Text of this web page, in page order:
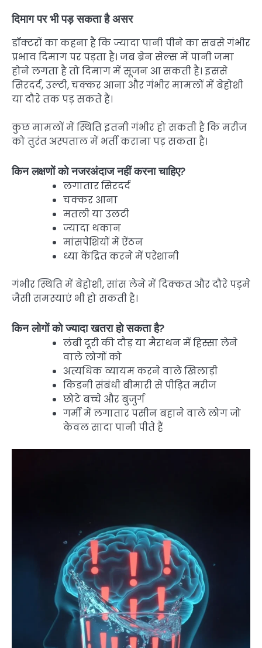
दिमाग पर भी पड़ सकता है असर
डॉक्टरों का कहना है कि ज्यादा पानी पीने का सबसे गंभीर
प्रभाव दिमाग पर पड़ता है। जब ब्रेन सेल्स में पानी जमा
होने लगता है तो दिमाग में सूजन आ सकती है। इससे
सिरदर्द, उल्टी, चक्कर आना और गंभीर मामलों में बेहोशी
या दौरे तक पड़ सकते हैं।
कुछ मामलों में स्थिति इतनी गंभीर हो सकती है कि मरीज
को तुरंत अस्पताल में भर्ती कराना पड़ सकता है।
किन लक्षणों को नजरअंदाज नहीं करना चाहिए?
लगातार सिरदर्द
चक्कर आना
मतली या उलटी
ज्यादा थकान
मांसपेशियों में ऐंठन
ध्या केंद्रित करने में परेशानी
गंभीर स्थिति में बेहोशी, सांस लेने में दिक्कत और दौरे पड़मे
जैसी समस्याएं भी हो सकती है।
किन लोगों को ज्यादा खतरा हो सकता है?
लंबी दूरी की दौड़ या मैराथन में हिस्सा लेने
वाले लोगों को
अत्यधिक व्यायम करने वाले खिलाड़ी
किडनी संबंधी बीमारी से पीड़ित मरीज
छोटे बच्चे और बुजुर्ग
गर्मी में लगातार पसीन बहाने वाले लोग जो
केवल सादा पानी पीते हैं